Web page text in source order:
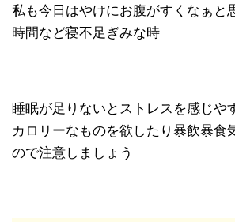
私も今日はやけにお腹がすくなぁと
時間など寝不足ぎみな時
睡眠が足りないとストレスを感じや
カロリーなものを欲したり暴飲暴食
ので注意しましょう